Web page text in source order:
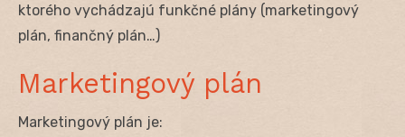
ktorého vychádzajú funkčné plány (marketingový
plán, finančný plán…)
Marketingový plán
Marketingový plán je: